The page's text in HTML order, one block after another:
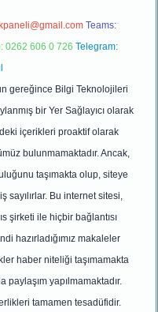
Teams:
0262 606 0 726 Telegram:
gereğince Bilgi Teknolojileri
bir Yer Sağlayıcı olarak
içerikleri proaktif olarak
bulunmamaktadır. Ancak,
taşımakta olup, siteye
sayılırlar. Bu internet sitesi,
şirketi ile hiçbir bağlantısı
hazırladığımız makaleler
haber niteliği taşımamakta
yapılmamaktadır.
tamamen tesadüfidir.